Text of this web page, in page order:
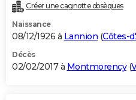
Créer une cagnotte obsèques
Naissance
08/12/1926 à Lannion (Côtes-
Décès
02/02/2017 à Montmorency(